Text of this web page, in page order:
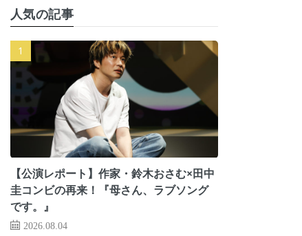
人気の記事
【公演レポート】作家・鈴木おさむ×田中
圭コンビの再来！『母さん、ラブソング
です。』
2026.08.04